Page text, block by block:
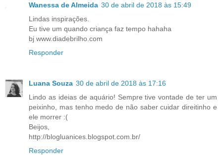
Wanessa de Almeida 30 de abril de 2018 às 15:49
Lindas inspirações.
Eu tive um quando criança faz tempo hahaha
bj www.diadebrilho.com
Responder
Luana Souza 30 de abril de 2018 às 17:16
Lindo as ideias de aquário! Sempre tive vontade de ter um
peixinho, mas tenho medo de não saber cuidar direitinho e
ele morrer :(
Beijos,
http://blogluanices.blogspot.com.br/
Responder